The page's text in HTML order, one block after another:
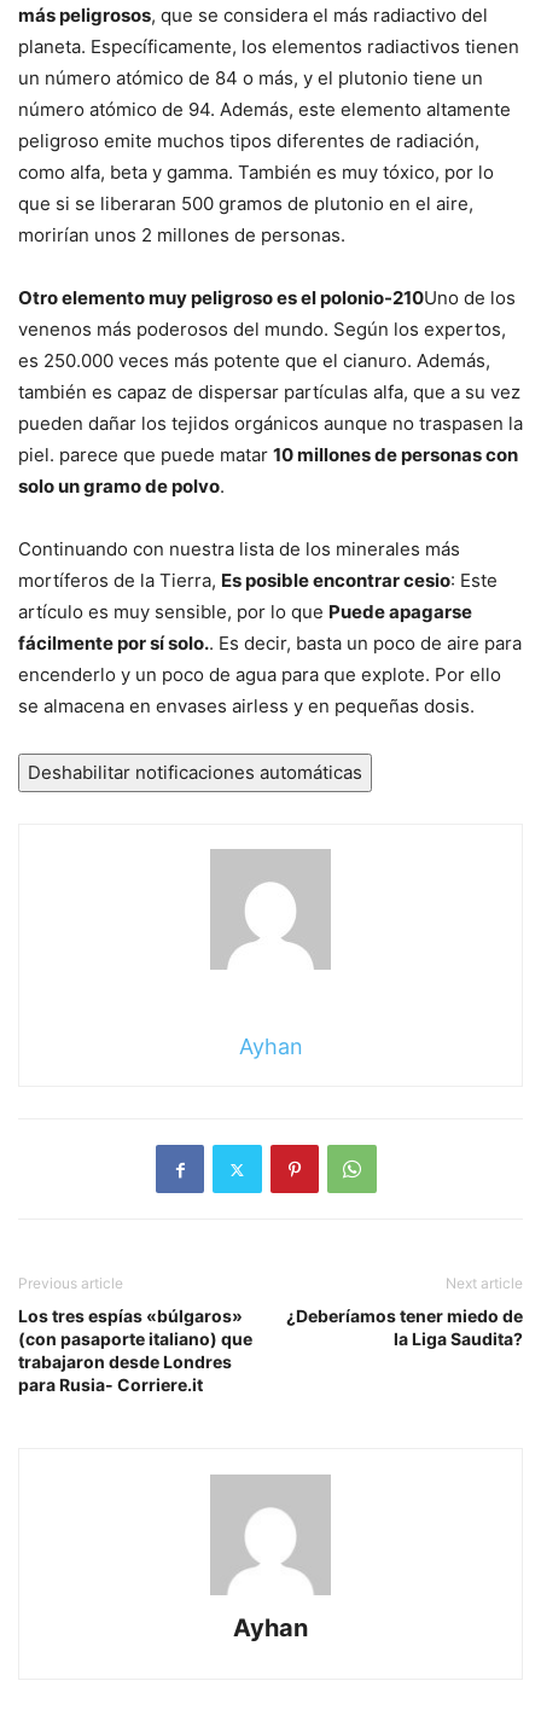
más peligrosos, que se considera el más radiactivo del
planeta. Específicamente, los elementos radiactivos tienen
un número atómico de 84 o más, y el plutonio tiene un
número atómico de 94. Además, este elemento altamente
peligroso emite muchos tipos diferentes de radiación,
como alfa, beta y gamma. También es muy tóxico, por lo
que si se liberaran 500 gramos de plutonio en el aire,
morirían unos 2 millones de personas.
Otro elemento muy peligroso es el polonio-210Uno de los
venenos más poderosos del mundo. Según los expertos,
es 250.000 veces más potente que el cianuro. Además,
también es capaz de dispersar partículas alfa, que a su vez
pueden dañar los tejidos orgánicos aunque no traspasen la
piel. parece que puede matar 10 millones de personas con
solo un gramo de polvo.
Continuando con nuestra lista de los minerales más
mortíferos de la Tierra, Es posible encontrar cesio: Este
artículo es muy sensible, por lo que Puede apagarse
fácilmente por sí solo.. Es decir, basta un poco de aire para
encenderlo y un poco de agua para que explote. Por ello
se almacena en envases airless y en pequeñas dosis.
Deshabilitar notificaciones automáticas
Ayhan
Previous article
Los tres espías «búlgaros»
(con pasaporte italiano) que
trabajaron desde Londres
para Rusia- Corriere.it
Next article
¿Deberíamos tener miedo de
la Liga Saudita?
Ayhan